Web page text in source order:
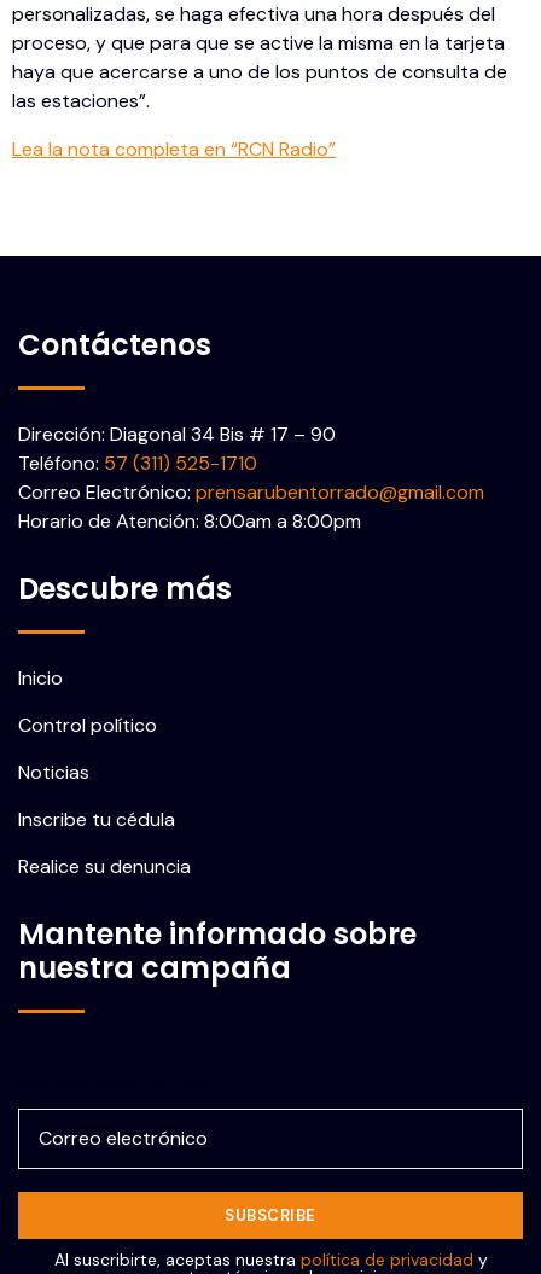
personalizadas, se haga efectiva una hora después del
proceso, y que para que se active la misma en la tarjeta
haya que acercarse a uno de los puntos de consulta de
las estaciones”.
Lea la nota completa en “RCN Radio”
Contáctenos
Dirección: Diagonal 34 Bis # 17 – 90
Teléfono: 57 (311) 525-1710
Correo Electrónico: prensarubentorrado@gmail.com
Horario de Atención: 8:00am a 8:00pm
Descubre más
Inicio
Control político
Noticias
Inscribe tu cédula
Realice su denuncia
Mantente informado sobre
nuestra campaña
Al suscribirte, aceptas nuestra política de privacidad y